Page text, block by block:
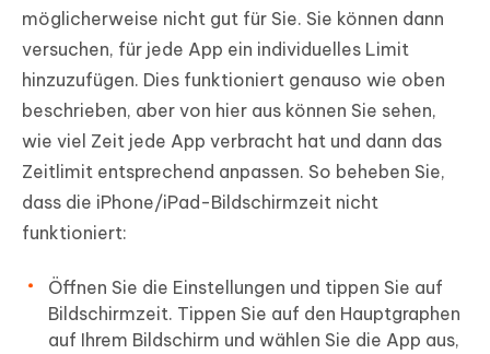
möglicherweise nicht gut für Sie. Sie können dann
versuchen, für jede App ein individuelles Limit
hinzuzufügen. Dies funktioniert genauso wie oben
beschrieben, aber von hier aus können Sie sehen,
wie viel Zeit jede App verbracht hat und dann das
Zeitlimit entsprechend anpassen. So beheben Sie,
dass die iPhone/iPad-Bildschirmzeit nicht
funktioniert:
Öffnen Sie die Einstellungen und tippen Sie auf
Bildschirmzeit. Tippen Sie auf den Hauptgraphen
auf Ihrem Bildschirm und wählen Sie die App aus,